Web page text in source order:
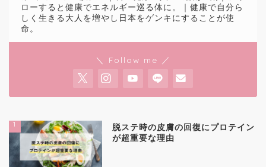
ローすると健康でエネルギー巡る体に。｜健康で自分ら
しく生きる大人を増やし日本をゲンキにすることが使
命。
＼ Follow me ／
1
脱ステ時の皮膚の回復にプロテイン
が超重要な理由